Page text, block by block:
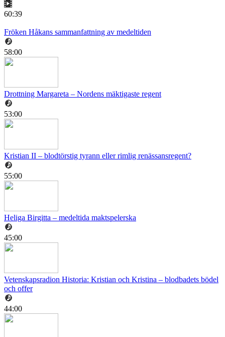
60:39
Fröken Håkans sammanfattning av medeltiden
58:00
Drottning Margareta – Nordens mäktigaste regent
53:00
Kristian II – blodtörstig tyrann eller rimlig renässansregent?
55:00
Heliga Birgitta – medeltida maktspelerska
45:00
Vetenskapsradion Historia: Kristian och Kristina – blodbadets bödel
och offer
44:00